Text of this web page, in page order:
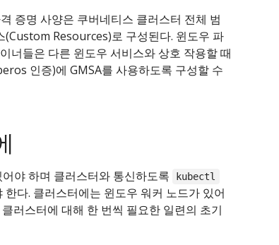
증명 사양은 쿠버네티스 클러스터 전체 범
(Custom Resources)로 구성된다. 윈도우 파
너들은 다른 윈도우 서비스와 상호 작용할 때
인증)에 GMSA를 사용하도록 구성할 수
야 하며 클러스터와 통신하도록 kubectl
다. 클러스터에는 윈도우 워커 노드가 있어
러스터에 대해 한 번씩 필요한 일련의 초기